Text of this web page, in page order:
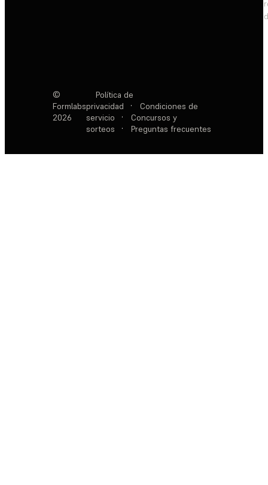
©
Formlabs
2026
Política de
privacidad
·
Condiciones de
servicio
·
Concursos y
sorteos
· Preguntas frecuentes